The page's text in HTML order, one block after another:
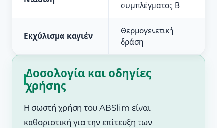
συμπλέγματος Β
Εκχύλισμα καγιέν
Θερμογενετική
δράση
Δοσολογία και οδηγίες
χρήσης
Η σωστή χρήση του ABSlim είναι
καθοριστική για την επίτευξη των